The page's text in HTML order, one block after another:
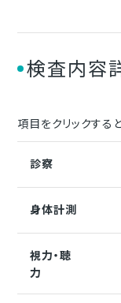
検査内容
項目をクリックする
診察
身体計測
視力・聴
力